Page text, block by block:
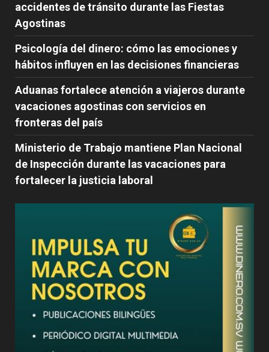
accidentes de tránsito durante las Fiestas
Agostinas
Psicología del dinero: cómo las emociones y
hábitos influyen en las decisiones financieras
Aduanas fortalece atención a viajeros durante
vacaciones agostinas con servicios en
fronteras del país
Ministerio de Trabajo mantiene Plan Nacional
de Inspección durante las vacaciones para
fortalecer la justicia laboral